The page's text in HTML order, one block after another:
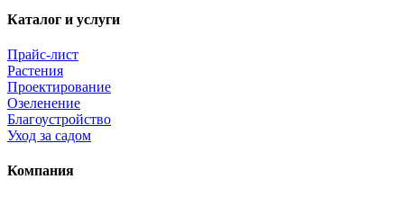
Каталог и услуги
Прайс-лист
Растения
Проектирование
Озеленение
Благоустройство
Уход за садом
Компания